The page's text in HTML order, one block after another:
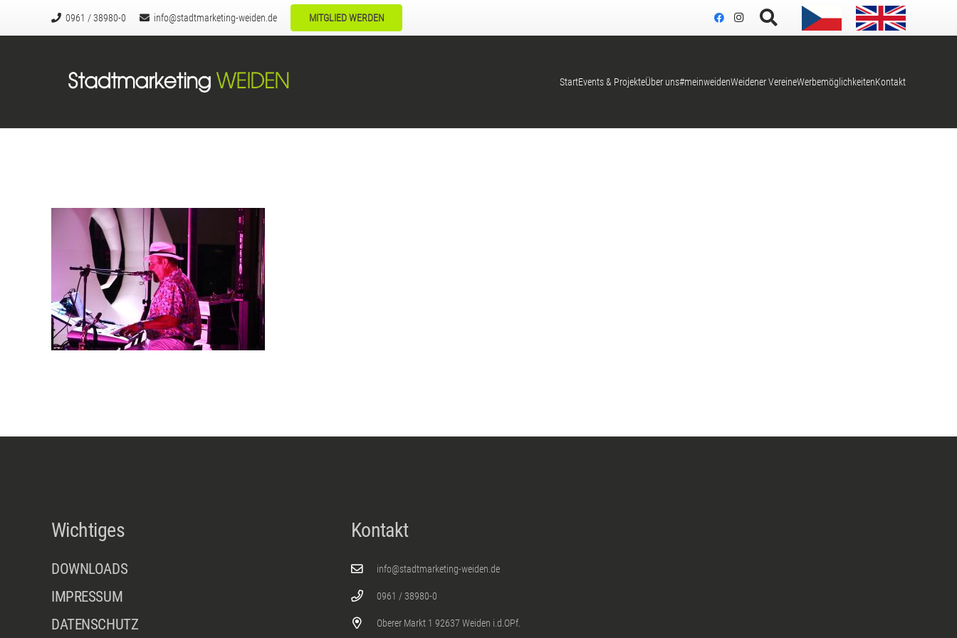
0961 / 38980-0 info@stadtmarketing-weiden.de MITGLIED WERDEN
StartEvents & ProjekteÜber uns#meinweidenWeidener VereineWerbemöglichkeitenKontakt
Wichtiges
DOWNLOADS
IMPRESSUM
DATENSCHUTZ
Kontakt
info@stadtmarketing-weiden.de
0961 / 38980-0
Oberer Markt 1 92637 Weiden i.d.OPf.